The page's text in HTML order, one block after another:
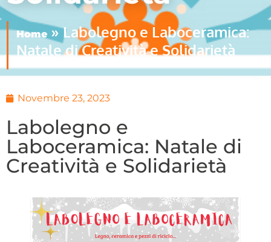
Home»Labolegno e Laboceramica:
Natale di Creatività e Solidarietà
Novembre 23, 2023
Labolegno e
Laboceramica: Natale di
Creatività e Solidarietà